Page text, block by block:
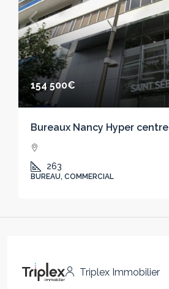
154 500€
Bureaux Nancy Hyper centre
263
BUREAU, COMMERCIAL
Triplex Immobilier